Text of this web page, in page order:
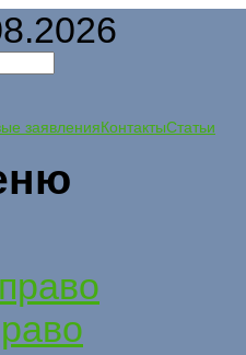
заявленияКонтактыСтатьи